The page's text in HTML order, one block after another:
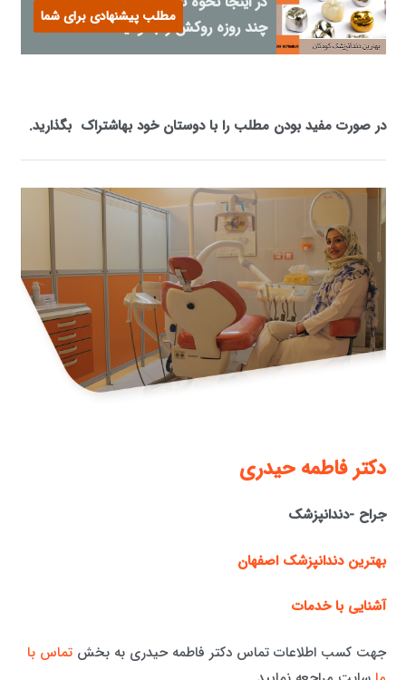
چند روزه روکش را بخوانید:مطلب پیشنهادی برای شما
در صورت مفید بودن مطلب را با دوستان خود بهاشتراک بگذارید.
دكتر فاطمه حيدری
جراح -دندانپزشک
بهترین دندانپزشک اصفهان
آشنایی با خدمات
جهت کسب اطلاعات تماس دکتر فاطمه حیدری به بخشتماس با